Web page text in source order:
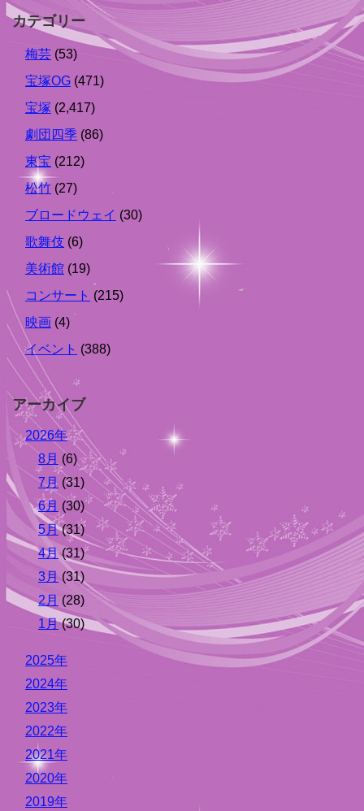
カテゴリー
梅芸 (53)
宝塚OG (471)
宝塚 (2,417)
劇団四季 (86)
東宝 (212)
松竹 (27)
ブロードウェイ (30)
歌舞伎 (6)
美術館 (19)
コンサート (215)
映画 (4)
イベント (388)
アーカイブ
2026年
8月 (6)
7月 (31)
6月 (30)
5月(31)
4月 (31)
3月 (31)
2月 (28)
1月(30)
2025年
2024年
2023年
2022年
2021年
2020年
2019年